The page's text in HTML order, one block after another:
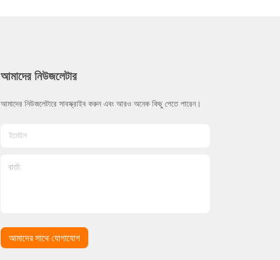
আমাদের নিউজলেটার
আমাদের নিউজলেটারে সাবস্ক্রাইব করুন এবং আরও অনেক কিছু পেতে পারেন।
আমাদের সাথে যোগাযোগ